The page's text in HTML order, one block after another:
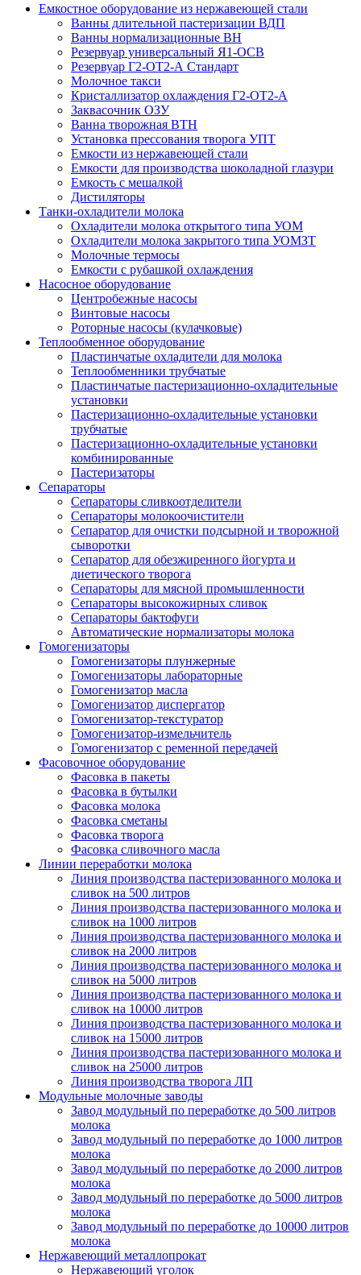
Емкостное оборудование из нержавеющей стали
Ванны длительной пастеризации ВДП
Ванны нормализационные ВН
Резервуар универсальный Я1-ОСВ
Резервуар Г2-ОТ2-А Стандарт
Молочное такси
Кристаллизатор охлаждения Г2-ОТ2-А
Заквасочник ОЗУ
Ванна творожная ВТН
Установка прессования творога УПТ
Емкости из нержавеющей стали
Емкости для производства шоколадной глазури
Емкость с мешалкой
Дистиляторы
Танки-охладители молока
Охладители молока открытого типа УОМ
Охладители молока закрытого типа УОМЗТ
Молочные термосы
Емкости с рубашкой охлаждения
Насосное оборудование
Центробежные насосы
Винтовые насосы
Роторные насосы (кулачковые)
Теплообменное оборудование
Пластинчатые охладители для молока
Теплообменники трубчатые
Пластинчатые пастеризационно-охладительные
установки
Пастеризационно-охладительные установки
трубчатые
Пастеризационно-охладительные установки
комбинированные
Пастеризаторы
Сепараторы
Сепараторы сливкоотделители
Сепараторы молокоочистители
Сепаратор для очистки подсырной и творожной
сыворотки
Сепаратор для обезжиренного йогурта и
диетического творога
Сепараторы для мясной промышленности
Сепараторы высокожирных сливок
Сепараторы бактофуги
Автоматические нормализаторы молока
Гомогенизаторы
Гомогенизаторы плунжерные
Гомогенизаторы лабораторные
Гомогенизатор масла
Гомогенизатор диспергатор
Гомогенизатор-текстуратор
Гомогенизатор-измельчитель
Гомогенизатор с ременной передачей
Фасовочное оборудование
Фасовка в пакеты
Фасовка в бутылки
Фасовка молока
Фасовка сметаны
Фасовка творога
Фасовка сливочного масла
Линии переработки молока
Линия производства пастеризованного молока и
сливок на 500 литров
Линия производства пастеризованного молока и
сливок на 1000 литров
Линия производства пастеризованного молока и
сливок на 2000 литров
Линия производства пастеризованного молока и
сливок на 5000 литров
Линия производства пастеризованного молока и
сливок на 10000 литров
Линия производства пастеризованного молока и
сливок на 15000 литров
Линия производства пастеризованного молока и
сливок на 25000 литров
Линия производства творога ЛП
Модульные молочные заводы
Завод модульный по переработке до 500 литров
молока
Завод модульный по переработке до 1000 литров
молока
Завод модульный по переработке до 2000 литров
молока
Завод модульный по переработке до 5000 литров
молока
Завод модульный по переработке до 10000 литров
молока
Нержавеющий металлопрокат
Нержавеющий уголок